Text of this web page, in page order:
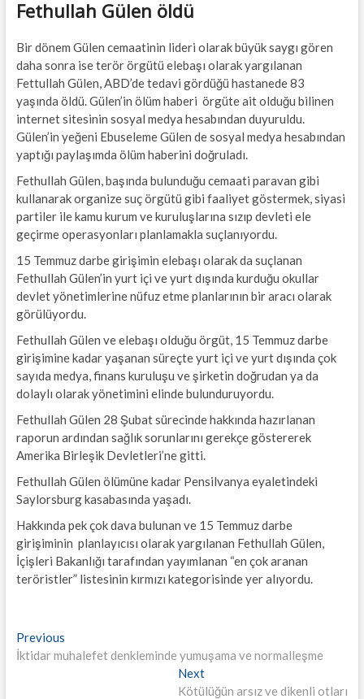
Fethullah Gülen öldü
Bir dönem Gülen cemaatinin lideri olarak büyük saygı gören
daha sonra ise terör örgütü elebaşı olarak yargılanan
Fettullah Gülen, ABD’de tedavi gördüğü hastanede 83
yaşında öldü. Gülen’in ölüm haberi örgüte ait olduğu bilinen
internet sitesinin sosyal medya hesabından duyuruldu.
Gülen’in yeğeni Ebuseleme Gülen de sosyal medya hesabından
yaptığı paylaşımda ölüm haberini doğruladı.
Fethullah Gülen, başında bulunduğu cemaati paravan gibi
kullanarak organize suç örgütü gibi faaliyet göstermek, siyasi
partiler ile kamu kurum ve kuruluşlarına sızıp devleti ele
geçirme operasyonları planlamakla suçlanıyordu.
15 Temmuz darbe girişimin elebaşı olarak da suçlanan
Fethullah Gülen’in yurt içi ve yurt dışında kurduğu okullar
devlet yönetimlerine nüfuz etme planlarının bir aracı olarak
görülüyordu.
Fethullah Gülen ve elebaşı olduğu örgüt, 15 Temmuz darbe
girişimine kadar yaşanan süreçte yurt içi ve yurt dışında çok
sayıda medya, finans kuruluşu ve şirketin doğrudan ya da
dolaylı olarak yönetimini elinde bulunduruyordu.
Fethullah Gülen 28 Şubat sürecinde hakkında hazırlanan
raporun ardından sağlık sorunlarını gerekçe göstererek
Amerika Birleşik Devletleri’ne gitti.
Fethullah Gülen ölümüne kadar Pensilvanya eyaletindeki
Saylorsburg kasabasında yaşadı.
Hakkında pek çok dava bulunan ve 15 Temmuz darbe
girişiminin planlayıcısı olarak yargılanan Fethullah Gülen,
İçişleri Bakanlığı tarafından yayımlanan “en çok aranan
teröristler” listesinin kırmızı kategorisinde yer alıyordu.
Yazı
gezinmesi
PreviousPrevious
post:
İktidar muhalefet denkleminde yumuşama ve normalleşme
NextNext
post:
Kötülüğün arsız ve dikenli otları